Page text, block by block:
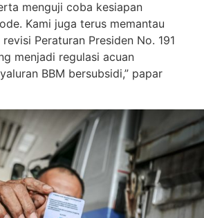
menguji coba kesiapan
Kami juga terus memantau
Peraturan Presiden No. 191
menjadi regulasi acuan
BBM bersubsidi,” papar